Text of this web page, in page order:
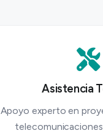
Asistencia
Apoyo experto en